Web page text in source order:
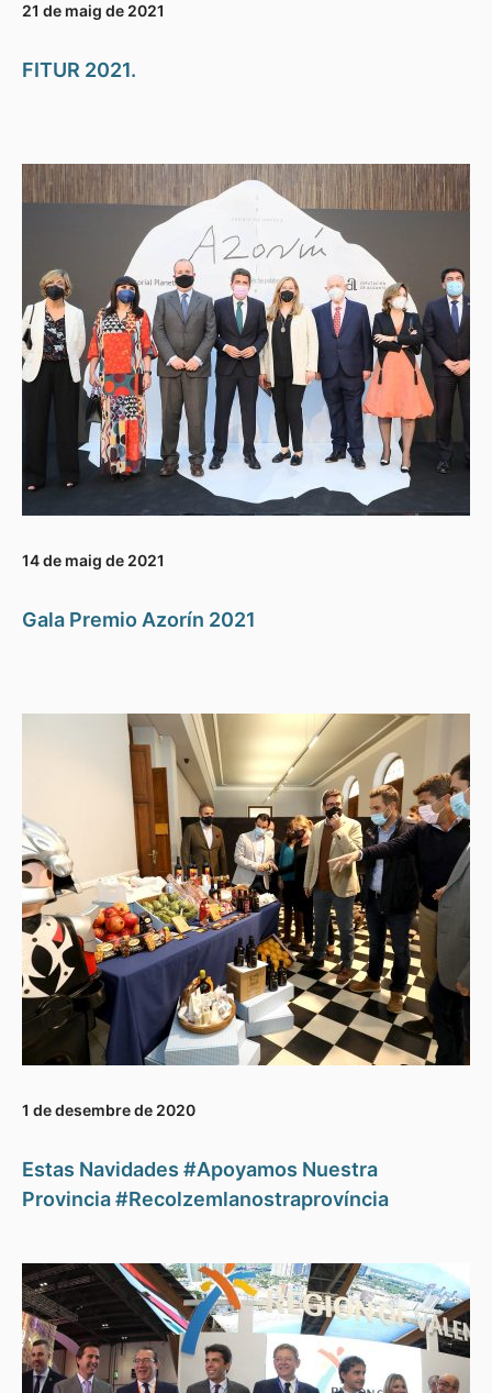
21 de maig de 2021
FITUR 2021.
14 de maig de 2021
Gala Premio Azorín 2021
1 de desembre de 2020
Estas Navidades #Apoyamos Nuestra
Provincia #Recolzemlanostraprovíncia